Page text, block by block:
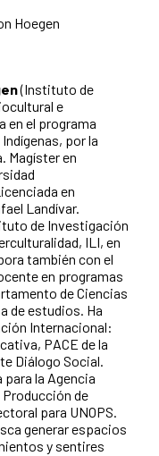
Hoegen
(Instituto de
e
en el programa
por la
Magíster en
en
Landívar.
de Investigación
ILI, en
también con el
en programas
de Ciencias
de estudios. Ha
Internacional:
PACE de la
Diálogo Social.
la Agencia
de
para UNOPS.
generar espacios
y sentires